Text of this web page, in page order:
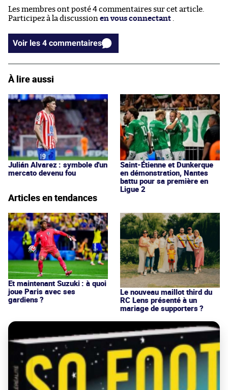
Les membres ont posté 4 commentaires sur cet article.
Participez à la discussion en vous connectant .
Voir les 4 commentaires
À lire aussi
Julián Alvarez : symbole d'un
mercato devenu fou
Saint-Étienne et Dunkerque
en démonstration, Nantes
battu pour sa première en
Ligue 2
Articles en tendances
Et maintenant Suzuki : à quoi
joue Paris avec ses
gardiens ?
Le nouveau maillot third du
RC Lens présenté à un
mariage de supporters ?